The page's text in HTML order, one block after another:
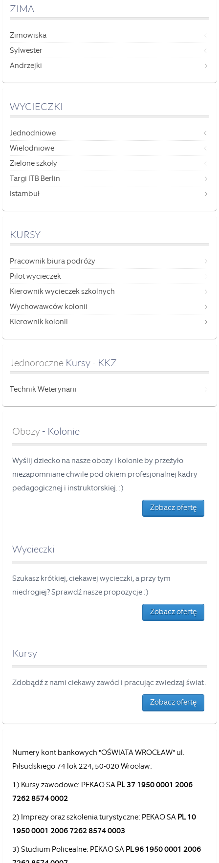
ZIMA
Zimowiska
Sylwester
Andrzejki
WYCIECZKI
Jednodniowe
Wielodniowe
Zielone szkoły
Targi ITB Berlin
Istambuł
KURSY
Pracownik biura podróży
Pilot wycieczek
Kierownik wycieczek szkolnych
Wychowawców kolonii
Kierownik kolonii
Jednoroczne Kursy - KKZ
Technik Weterynarii
Obozy - Kolonie
Wyślij dziecko na nasze obozy i kolonie by przeżyło
niezapomniane chwile pod okiem profesjonalnej kadry
pedagogicznej i instruktorskiej. :)
Zobacz ofertę
Wycieczki
Szukasz krótkiej, ciekawej wycieczki, a przy tym
niedrogiej? Sprawdź nasze propozycje :)
Zobacz ofertę
Kursy
Zdobądź z nami ciekawy zawód i pracując zwiedzaj świat.
Zobacz ofertę
Numery kont bankowych "OŚWIATA WROCŁAW" ul.
Piłsudskiego 74 lok 224, 50-020 Wrocław:
1) Kursy zawodowe: PEKAO SA PL 37 1950 0001 2006
7262 8574 0002
2) Imprezy oraz szkolenia turystyczne: PEKAO SA PL 10
1950 0001 2006 7262 8574 0003
3) Studium Policealne: PEKAO SA PL 96 1950 0001 2006